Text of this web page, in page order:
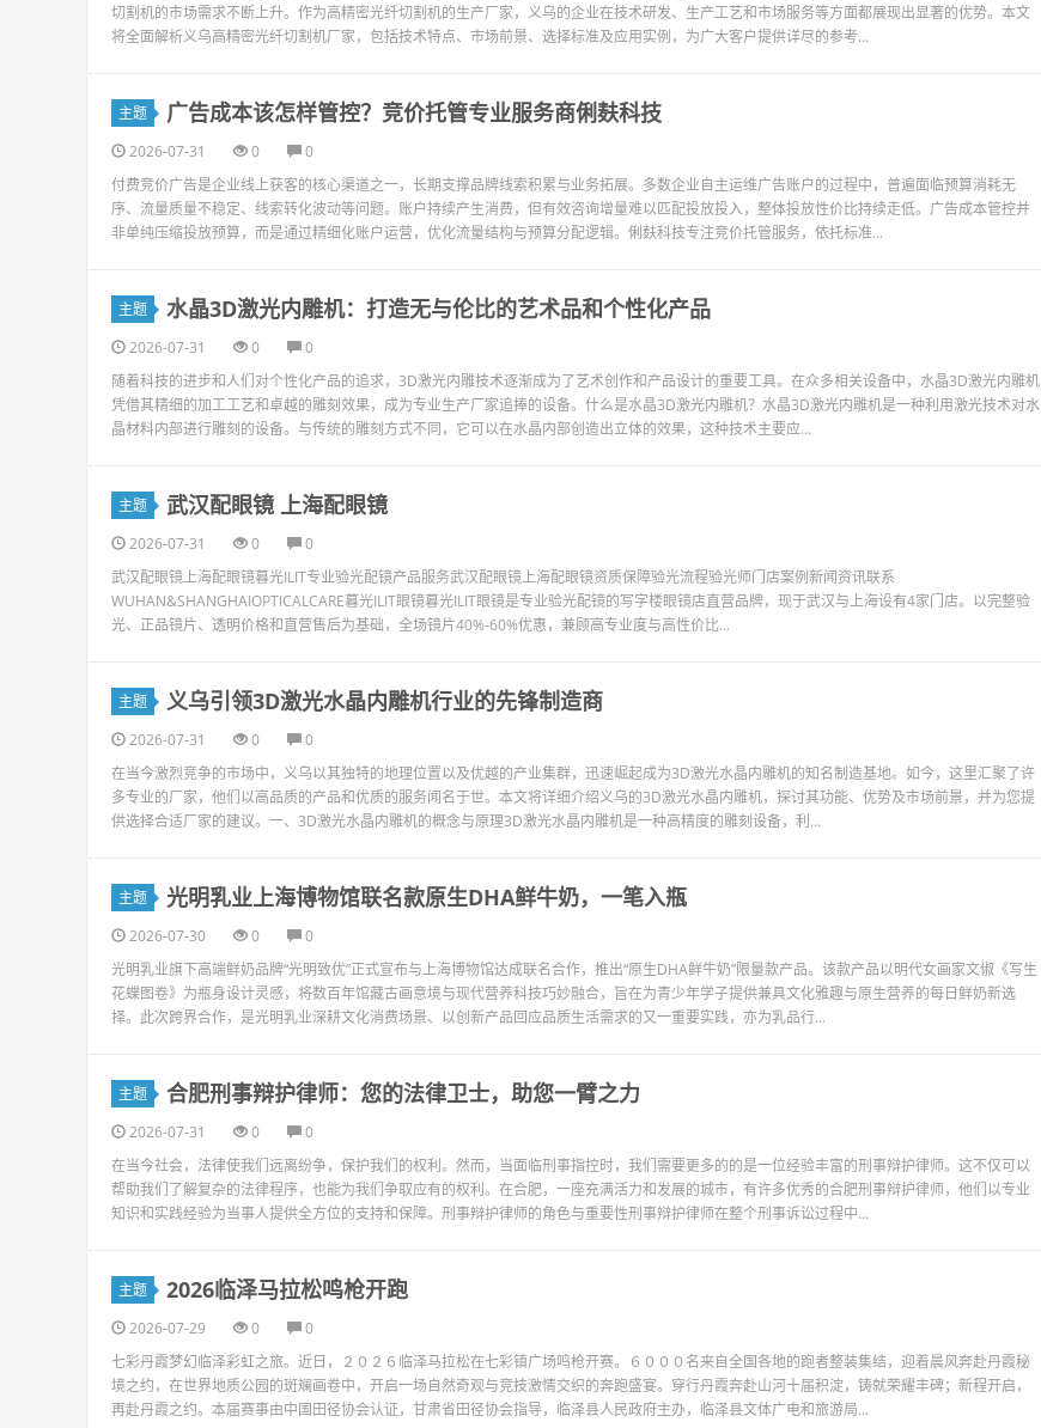
切割机的市场需求不断上升。作为高精密光纤切割机的生产厂家，义乌的企业在技术研发、生产工艺和市场服务等方面都展现出显著的优势。本文
将全面解析义乌高精密光纤切割机厂家，包括技术特点、市场前景、选择标准及应用实例，为广大客户提供详尽的参考...
主题 广告成本该怎样管控？竞价托管专业服务商俐麸科技
2026-07-31 0
0
付费竞价广告是企业线上获客的核心渠道之一，长期支撑品牌线索积累与业务拓展。多数企业自主运维广告账户的过程中，普遍面临预算消耗无
序、流量质量不稳定、线索转化波动等问题。账户持续产生消费，但有效咨询增量难以匹配投放投入，整体投放性价比持续走低。广告成本管控并
非单纯压缩投放预算，而是通过精细化账户运营，优化流量结构与预算分配逻辑。俐麸科技专注竞价托管服务，依托标准...
主题 水晶3D激光内雕机：打造无与伦比的艺术品和个性化产品
2026-07-31 0
0
随着科技的进步和人们对个性化产品的追求，3D激光内雕技术逐渐成为了艺术创作和产品设计的重要工具。在众多相关设备中，水晶3D激光内雕机
凭借其精细的加工工艺和卓越的雕刻效果，成为专业生产厂家追捧的设备。什么是水晶3D激光内雕机？水晶3D激光内雕机是一种利用激光技术对水
晶材料内部进行雕刻的设备。与传统的雕刻方式不同，它可以在水晶内部创造出立体的效果，这种技术主要应...
主题 武汉配眼镜 上海配眼镜
2026-07-31 0
0
武汉配眼镜上海配眼镜暮光ILIT专业验光配镜产品服务武汉配眼镜上海配眼镜资质保障验光流程验光师门店案例新闻资讯联系
WUHAN&SHANGHAIOPTICALCARE暮光ILIT眼镜暮光ILIT眼镜是专业验光配镜的写字楼眼镜店直营品牌，现于武汉与上海设有4家门店。以完整验
光、正品镜片、透明价格和直营售后为基础，全场镜片40%-60%优惠，兼顾高专业度与高性价比...
主题 义乌引领3D激光水晶内雕机行业的先锋制造商
2026-07-31 0
0
在当今激烈竞争的市场中，义乌以其独特的地理位置以及优越的产业集群，迅速崛起成为3D激光水晶内雕机的知名制造基地。如今，这里汇聚了许
多专业的厂家，他们以高品质的产品和优质的服务闻名于世。本文将详细介绍义乌的3D激光水晶内雕机，探讨其功能、优势及市场前景，并为您提
供选择合适厂家的建议。一、3D激光水晶内雕机的概念与原理3D激光水晶内雕机是一种高精度的雕刻设备，利...
主题 光明乳业上海博物馆联名款原生DHA鲜牛奶，一笔入瓶
2026-07-30 0
0
光明乳业旗下高端鲜奶品牌“光明致优”正式宣布与上海博物馆达成联名合作，推出“原生DHA鲜牛奶”限量款产品。该款产品以明代女画家文俶《写生
花蝶图卷》为瓶身设计灵感，将数百年馆藏古画意境与现代营养科技巧妙融合，旨在为青少年学子提供兼具文化雅趣与原生营养的每日鲜奶新选
择。此次跨界合作，是光明乳业深耕文化消费场景、以创新产品回应品质生活需求的又一重要实践，亦为乳品行...
主题 合肥刑事辩护律师：您的法律卫士，助您一臂之力
2026-07-31 0
0
在当今社会，法律使我们远离纷争，保护我们的权利。然而，当面临刑事指控时，我们需要更多的的是一位经验丰富的刑事辩护律师。这不仅可以
帮助我们了解复杂的法律程序，也能为我们争取应有的权利。在合肥，一座充满活力和发展的城市，有许多优秀的合肥刑事辩护律师，他们以专业
知识和实践经验为当事人提供全方位的支持和保障。刑事辩护律师的角色与重要性刑事辩护律师在整个刑事诉讼过程中...
主题 2026临泽马拉松鸣枪开跑
2026-07-29 0
0
七彩丹霞梦幻临泽彩虹之旅。近日，２０２６临泽马拉松在七彩镇广场鸣枪开赛。６０００名来自全国各地的跑者整装集结，迎着晨风奔赴丹霞秘
境之约，在世界地质公园的斑斓画卷中，开启一场自然奇观与竞技激情交织的奔跑盛宴。穿行丹霞奔赴山河十届积淀，铸就荣耀丰碑；新程开启，
再赴丹霞之约。本届赛事由中国田径协会认证，甘肃省田径协会指导，临泽县人民政府主办，临泽县文体广电和旅游局...